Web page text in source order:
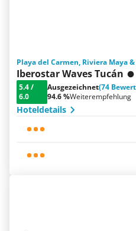
Playa del Carmen, Riviera Maya
Iberostar Waves Tucán
5.4/
6.0
Ausgezeichnet(74
94.6 %Weiterempfehlung
Hoteldetails